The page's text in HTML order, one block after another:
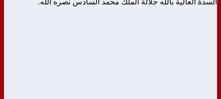
السدة العالية بالله جلالة الملك محمد السادس نصره الله.